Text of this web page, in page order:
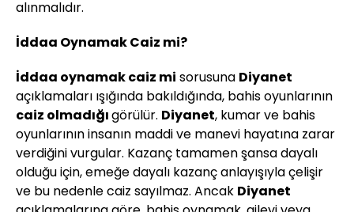
alınmalıdır.
İddaa Oynamak Caiz mi?
İddaa oynamak caiz mi sorusuna Diyanet
açıklamaları ışığında bakıldığında, bahis oyunlarının
caiz olmadığıgörülür. Diyanet, kumar ve bahis
oyunlarının insanın maddi ve manevi hayatına zarar
verdiğini vurgular. Kazanç tamamen şansa dayalı
olduğu için, emeğe dayalı kazanç anlayışıyla çelişir
ve bu nedenle caiz sayılmaz. Ancak Diyanet